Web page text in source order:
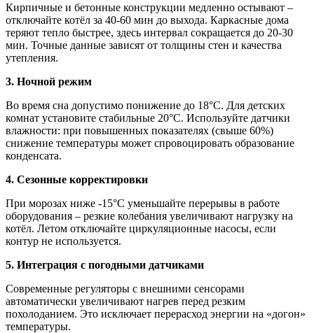
Кирпичные и бетонные конструкции медленно остывают –
отключайте котёл за 40-60 мин до выхода. Каркасные дома
теряют тепло быстрее, здесь интервал сокращается до 20-30
мин. Точные данные зависят от толщины стен и качества
утепления.
3. Ночной режим
Во время сна допустимо понижение до 18°C. Для детских
комнат установите стабильные 20°C. Используйте датчики
влажности: при повышенных показателях (свыше 60%)
снижение температуры может спровоцировать образование
конденсата.
4. Сезонные корректировки
При морозах ниже -15°C уменьшайте перерывы в работе
оборудования – резкие колебания увеличивают нагрузку на
котёл. Летом отключайте циркуляционные насосы, если
контур не используется.
5. Интеграция с погодными датчиками
Современные регуляторы с внешними сенсорами
автоматически увеличивают нагрев перед резким
похолоданием. Это исключает перерасход энергии на «догон»
температуры.